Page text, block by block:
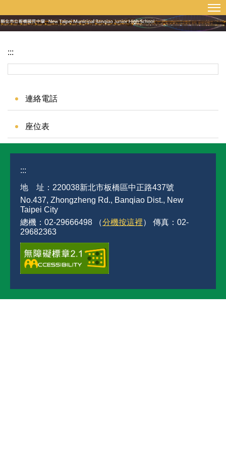
到
主
內
網站導覽
:::
連絡電話
座位表
:::
地 址：220038新北市板橋區中正路437號
No.437, Zhongzheng Rd., Banqiao Dist., New
Taipei City
總機：02-29666498 （分機按這裡） 傳真：02-
29682363